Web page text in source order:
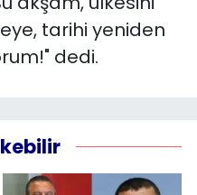
tarihi yeniden
dedi.